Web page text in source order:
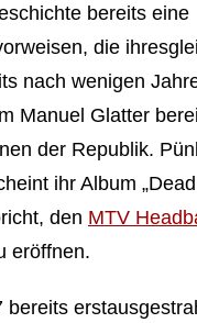
bereits eine
die
nach wenigen
Manuel Glatter
der Republik.
ihr Album
den MTV
eröffnen.
bereits